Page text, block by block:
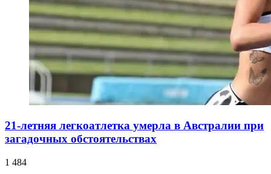
21-летняя легкоатлетка умерла в Австралии при
загадочных обстоятельствах
1 484